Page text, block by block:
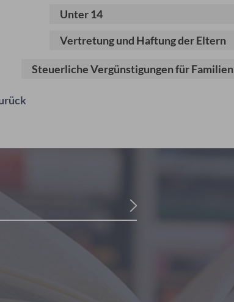
Unter 14
Vertretung und Haftung der Eltern
Steuerliche Vergünstigungen für Familien